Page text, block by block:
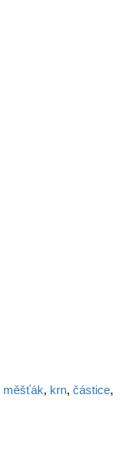
měšťák, krn, částice,